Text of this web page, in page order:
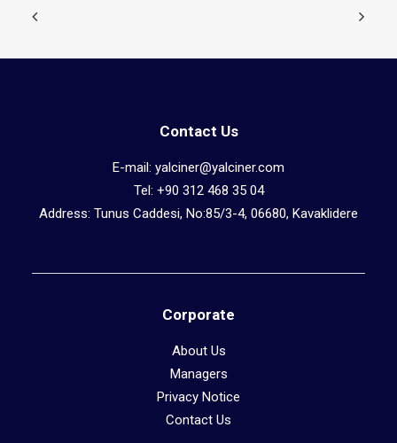
Contact Us
E-mail: yalciner@yalciner.com
Tel: +90 312 468 35 04
Address: Tunus Caddesi, No:85/3-4, 06680, Kavaklidere
Corporate
About Us
Managers
Privacy Notice
Contact Us